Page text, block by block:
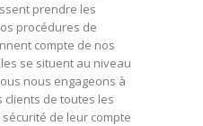
prendre les
procédures de
compte de nos
se situent au niveau
nous engageons à
de toutes les
de leur compte